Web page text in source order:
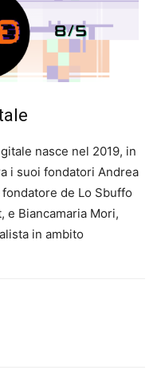
nasce nel 2019, in
i suoi fondatori Andrea
de Lo Sbuffo
e Biancamaria Mori,
in ambito